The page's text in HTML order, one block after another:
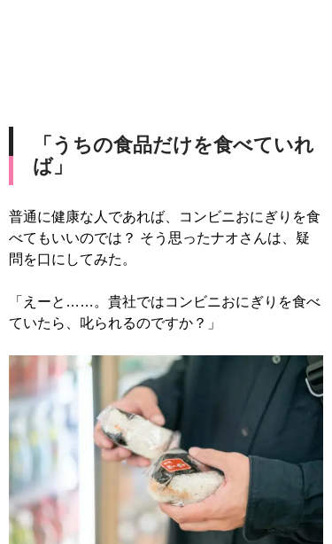
「うちの食品だけを食べていれ
ば」
普通に健康な人であれば、コンビニおにぎりを食
べてもいいのでは？ そう思ったナオさんは、疑
問を口にしてみた。
「えーと……。貴社ではコンビニおにぎりを食べ
ていたら、叱られるのですか？」